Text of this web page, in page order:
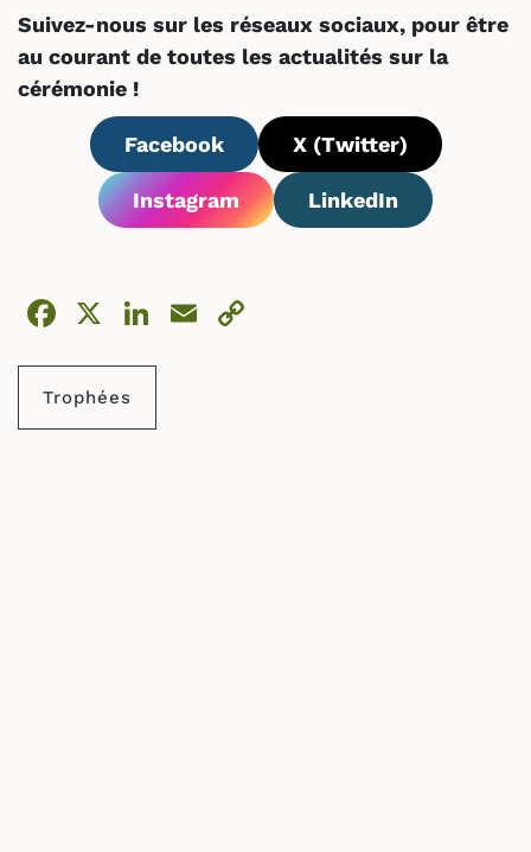
Suivez-nous sur les réseaux sociaux, pour être
au courant de toutes les actualités sur la
cérémonie !
Facebook X (Twitter)
Instagram LinkedIn
Facebook
X LinkedIn
Email
Trophées